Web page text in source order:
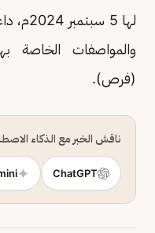
لها 5
والمواصفات الخاصة
(فرص).
ناقش الخبر مع الذكاء
ChatGPT